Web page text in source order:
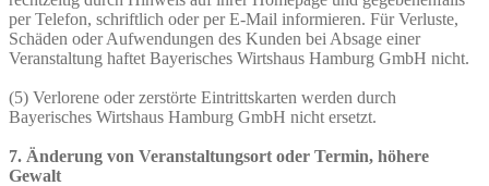
per Telefon, schriftlich oder per E-Mail informieren. Für Verluste,
Schäden oder Aufwendungen des Kunden bei Absage einer
Veranstaltung haftet Bayerisches Wirtshaus Hamburg GmbH nicht.
(5) Verlorene oder zerstörte Eintrittskarten werden durch
Bayerisches Wirtshaus Hamburg GmbH nicht ersetzt.
7. Änderung von Veranstaltungsort oder Termin, höhere
Gewalt